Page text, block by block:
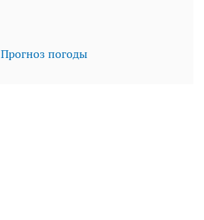
Прогноз погоды